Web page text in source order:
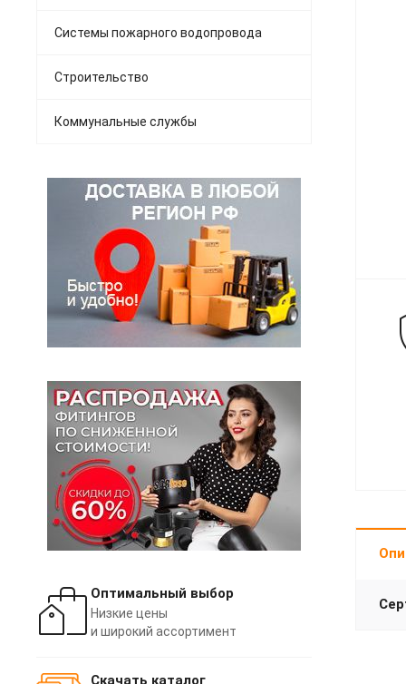
Системы пожарного водопровода
Строительство
Коммунальные службы
Оптимальный выбор
Низкие цены
и широкий ассортимент
Скачать каталог